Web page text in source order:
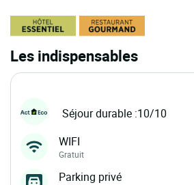
Les indispensables
Séjour durable :10/10
WIFI
Gratuit
Parking privé